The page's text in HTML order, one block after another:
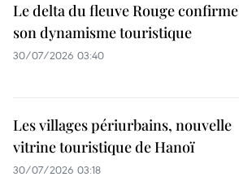
Le delta du fleuve Rouge confirme
son dynamisme touristique
30/07/2026 03:40
Les villages périurbains, nouvelle
vitrine touristique de Hanoï
30/07/2026 03:18